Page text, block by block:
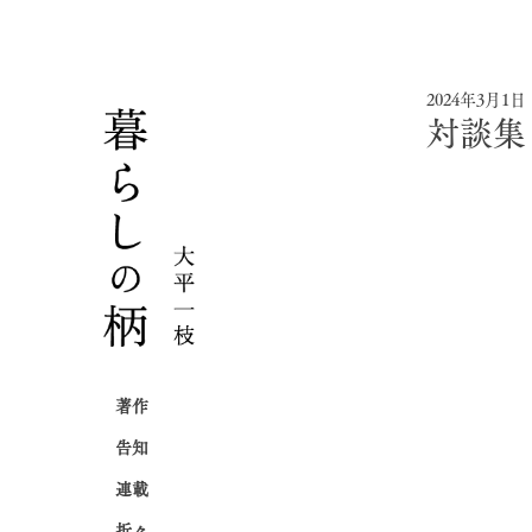
対談
2024年3月1日
著作
告知
連載